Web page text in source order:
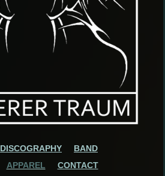
DISCOGRAPHY
BAND
APPAREL
CONTACT